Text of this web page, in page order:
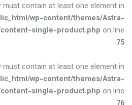
must contain at least one element in
wp-content/themes/Astra-
single-product.php on line
75
must contain at least one element in
wp-content/themes/Astra-
single-product.php on line